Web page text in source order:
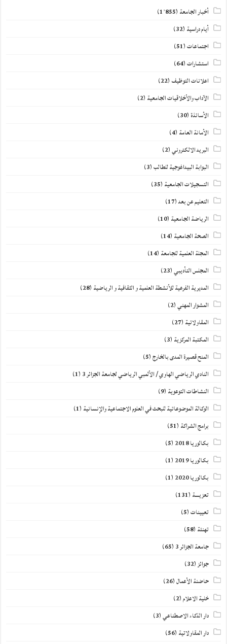
أخبار الجامعة (1٬855)
أيام دراسية (32)
اجتماعات(51)
استشارات(64)
اعلانات التوظيف (22)
الآداب والأخلاقيات الجامعية (2)
الأساتذة(30)
الأمانة العامة (4)
البريد الالكتروني(2)
البوابة البيداغوجية للطالب(3)
التسجيلات الجامعية (35)
التعليم عن بعد(17)
الرياضة الجامعية (10)
الصحة الجامعية (14)
المجلة العلمية للجامعة (14)
المجلس التأديبي(23)
المديرية الفرعية للأنشطة العلمية و الثقافية و الرياضية (28)
المشوار المهني(2)
المقاولاتية (27)
المكتبة المركزية (3)
المنح قصيرة المدى بالخارج(5)
النادي الرياضي الهاوي / الألمبي الرياضي لجامعة الجزائر 3 (1)
النشاطات التوعوية (9)
الوكالة الموضوعاتية للبحث في العلوم الاجتماعية والإنسانية (1)
برامج الشراكة (51)
بكالوريا 2018
(5)
بكالوريا 2019
(1)
بكالوريا 2020
(1)
تعزيــــة (131)
تعيينات(5)
تهنئة (58)
جامعة الجزائر 3 (65)
جوائز(32)
حاضنة الأعمال(26)
خلية الاعلام(2)
دار الذكاء الاصطناعي(3)
دار المقاولاتية (56)